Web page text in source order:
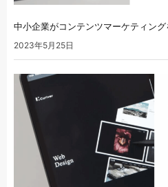
中小企業がコンテンツマーケティング
2023年5月25日